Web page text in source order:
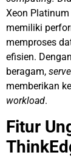
Xeon Platinum
memiliki
memproses
efisien.
beragam,
memberikan
workload.
Fitur